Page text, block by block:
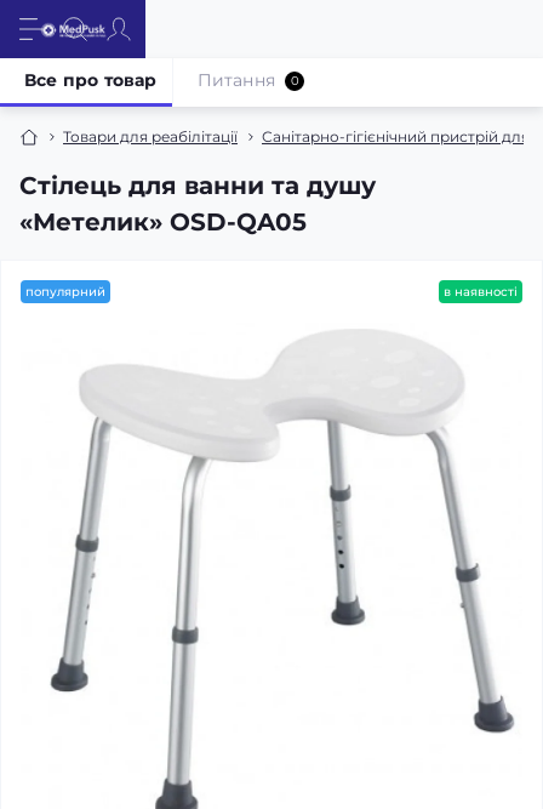
Товари для реабілітації Санітарно-гігієнічний пристрій для
Стілець для ванни та душу
«Метелик» OSD-QA05
Все про товар Питання 0
популярний в наявності